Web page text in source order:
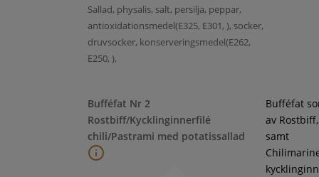
Sallad, physalis, salt, persilja, peppar,
antioxidationsmedel(E325, E301, ), socker,
druvsocker, konserveringsmedel(E262,
E250, ),
Bufféfat Nr 2
Rostbiff/Kycklinginnerfilé
chili/Pastrami med potatissallad
Bufféfat
av
samt